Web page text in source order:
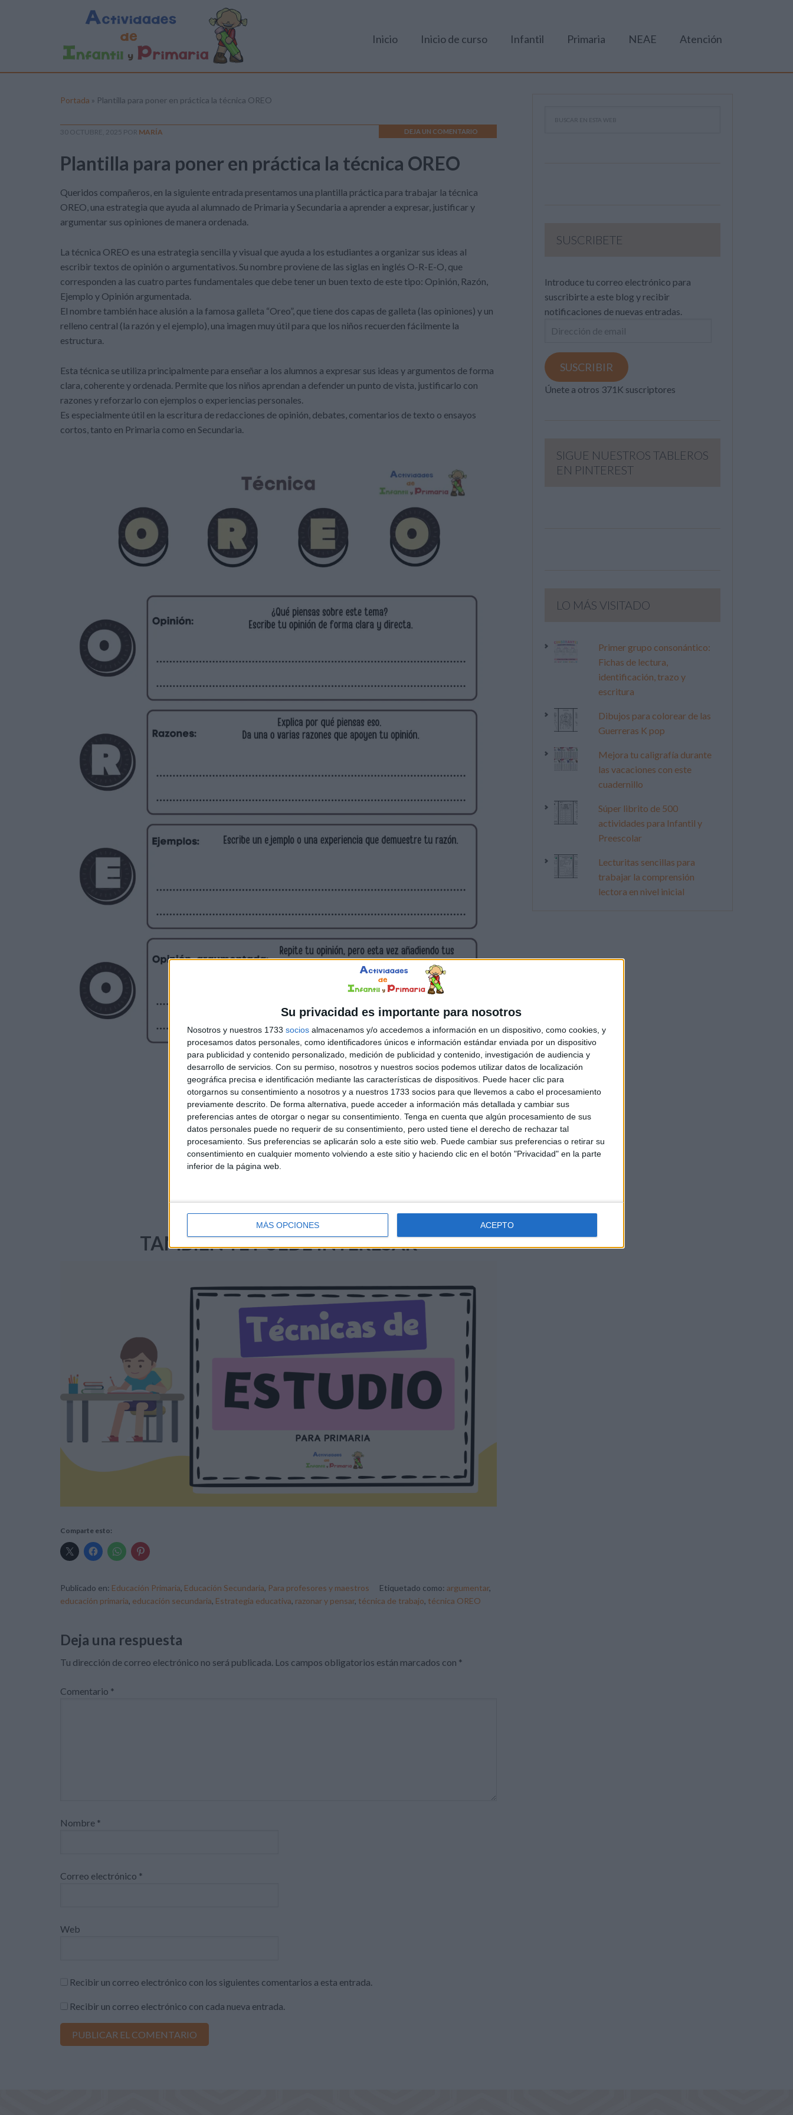
Su privacidad es importante para nosotros
Nosotros y nuestros 1733 socios almacenamos y/o accedemos a información en un dispositivo, como cookies, y
procesamos datos personales, como identificadores únicos e información estándar enviada por un dispositivo
para publicidad y contenido personalizado, medición de publicidad y contenido, investigación de audiencia y
desarrollo de servicios. Con su permiso, nosotros y nuestros socios podemos utilizar datos de localización
geográfica precisa e identificación mediante las características de dispositivos. Puede hacer clic para
otorgarnos su consentimiento a nosotros y a nuestros 1733 socios para que llevemos a cabo el procesamiento
previamente descrito. De forma alternativa, puede acceder a información más detallada y cambiar sus
preferencias antes de otorgar o negar su consentimiento. Tenga en cuenta que algún procesamiento de sus
datos personales puede no requerir de su consentimiento, pero usted tiene el derecho de rechazar tal
procesamiento. Sus preferencias se aplicarán solo a este sitio web. Puede cambiar sus preferencias o retirar su
consentimiento en cualquier momento volviendo a este sitio y haciendo clic en el botón "Privacidad" en la parte
inferior de la página web.
MÁS OPCIONES ACEPTO
Inicio Inicio de curso Infantil Primaria NEAE Atención
Portada » Plantilla para poner en práctica la técnica OREO
30 OCTUBRE, 2025 POR MARÍA DEJA UN COMENTARIO
Plantilla para poner en práctica la técnica OREO
Queridos compañeros, en la siguiente entrada presentamos una plantilla práctica para trabajar la técnica
OREO, una estrategia que ayuda al alumnado de Primaria y Secundaria a aprender a expresar, justificar y
argumentar sus opiniones de manera ordenada.
La técnica OREO es una estrategia sencilla y visual que ayuda a los estudiantes a organizar sus ideas al
escribir textos de opinión o argumentativos. Su nombre proviene de las siglas en inglés O-R-E-O, que
corresponden a las cuatro partes fundamentales que debe tener un buen texto de este tipo: Opinión, Razón,
Ejemplo y Opinión argumentada.
El nombre también hace alusión a la famosa galleta “Oreo”, que tiene dos capas de galleta (las opiniones) y un
relleno central (la razón y el ejemplo), una imagen muy útil para que los niños recuerden fácilmente la
estructura.
Esta técnica se utiliza principalmente para enseñar a los alumnos a expresar sus ideas y argumentos de forma
clara, coherente y ordenada. Permite que los niños aprendan a defender un punto de vista, justificarlo con
razones y reforzarlo con ejemplos o experiencias personales.
Es especialmente útil en la escritura de redacciones de opinión, debates, comentarios de texto o ensayos
cortos, tanto en Primaria como en Secundaria.
DESCARGAR EN PDF
Plantilla técnica OREO
TAMBIÉN TE PUEDE INTERESAR
Comparte esto:
Publicado en: Educación Primaria, Educación Secundaria, Para profesores y maestros Etiquetado como: argumentar,
educación primaria, educación secundaria, Estrategia educativa, razonar y pensar, técnica de trabajo, técnica OREO
Deja una respuesta
Tu dirección de correo electrónico no será publicada. Los campos obligatorios están marcados con *
Comentario *
Nombre *
Correo electrónico *
Web
Recibir un correo electrónico con los siguientes comentarios a esta entrada.
Recibir un correo electrónico con cada nueva entrada.
SUSCRIBETE
Introduce tu correo electrónico para
suscribirte a este blog y recibir
notificaciones de nuevas entradas.
Dirección
email
SUSCRIBIR
Únete a otros 371K suscriptores
SIGUE NUESTROS TABLEROS
EN PINTEREST
LO MÁS VISITADO
Primer grupo consonántico:
Fichas de lectura,
identificación, trazo y
escritura
Dibujos para colorear de las
Guerreras K pop
Mejora tu caligrafía durante
las vacaciones con este
cuadernillo
Súper librito de 500
actividades para Infantil y
Preescolar
Lecturitas sencillas para
trabajar la comprensión
lectora en nivel inicial